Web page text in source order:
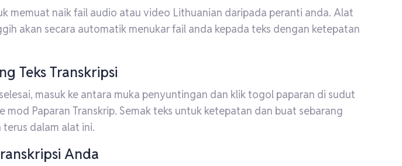
memuat naik fail audio atau video Lithuanian daripada peranti anda. Alat
akan secara automatik menukar fail anda kepada teks dengan ketepatan
Teks Transkripsi
masuk ke antara muka penyuntingan dan klik togol paparan di sudut
mod Paparan Transkrip. Semak teks untuk ketepatan dan buat sebarang
dalam alat ini.
Anda